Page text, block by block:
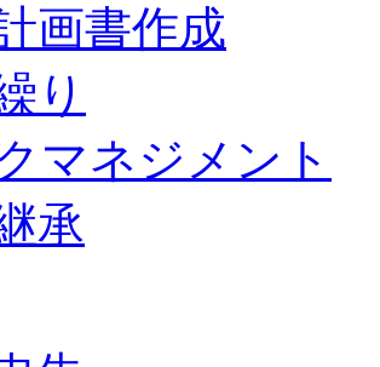
画書作成
り
マネジメント
承